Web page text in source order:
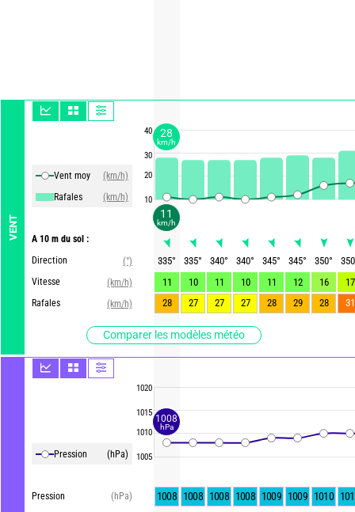
VENT
Vent moy
(km/h)
Rafales
(km/h)
A 10 m du sol :
Direction
(°)
Vitesse
(km/h)
Rafales
(km/h)
Comparer les modèles météo
Pression (hPa)
Pression (hPa)
40
30
20
10
1020
1015
1010
1005
335° 335° 340° 340° 345° 345° 350°
350
11
10 11 10 11 12 16
17
28
27 27 27 28 29 28 31
1008 1008 1008 1008 1009 1009 1010
11
km/h
28
km/h
1008
hPa